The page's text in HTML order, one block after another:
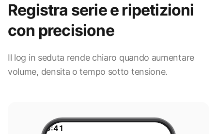
Registra serie e ripetizioni
con precisione
Il log in seduta rende chiaro quando aumentare
volume, densita o tempo sotto tensione.
9:41